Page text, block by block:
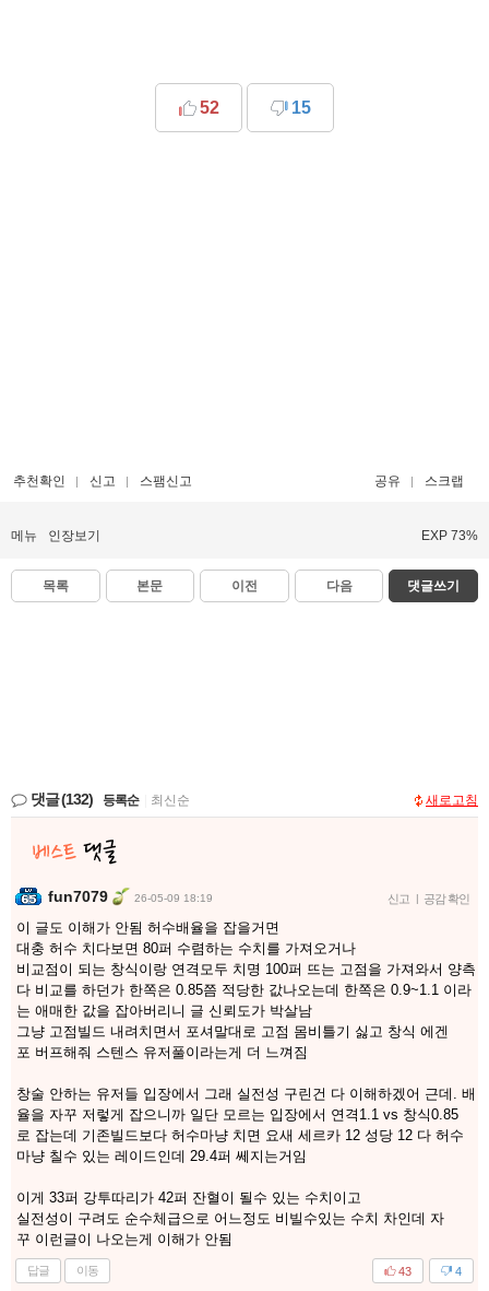
52 15
추천확인 신고 스팸신고 공유 스크랩
메뉴 인장보기 EXP 73%
목록 본문 이전 다음 댓글쓰기
댓글(132) 등록순 최신순 새로고침
fun7079 26-05-09 18:19 신고 | 공감 확인
이 글도 이해가 안됨 허수배율을 잡을거면
대충 허수 치다보면 80퍼 수렴하는 수치를 가져오거나
비교점이 되는 창식이랑 연격모두 치명 100퍼 뜨는 고점을 가져와서 양측
다 비교를 하던가 한쪽은 0.85쯤 적당한 값나오는데 한쪽은 0.9~1.1 이라
는 애매한 값을 잡아버리니 글 신뢰도가 박살남
그냥 고점빌드 내려치면서 포셔말대로 고점 몸비틀기 싫고 창식 에겐
포 버프해줘 스텐스 유저풀이라는게 더 느껴짐
창술 안하는 유저들 입장에서 그래 실전성 구린건 다 이해하겠어 근데. 배
율을 자꾸 저렇게 잡으니까 일단 모르는 입장에서 연격1.1 vs 창식0.85
로 잡는데 기존빌드보다 허수마냥 치면 요새 세르카 12 성당 12 다 허수
마냥 칠수 있는 레이드인데 29.4퍼 쎄지는거임
이게 33퍼 강투따리가 42퍼 잔혈이 될수 있는 수치이고
실전성이 구려도 순수체급으로 어느정도 비빌수있는 수치 차인데 자
꾸 이런글이 나오는게 이해가 안됨
답글 이동 4
43